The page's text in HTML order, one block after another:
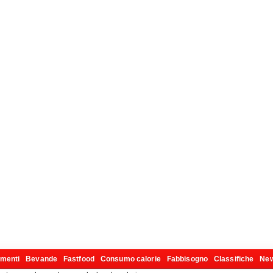
Bevande Fastfood Consumo calorie Fabbisogno Classifiche